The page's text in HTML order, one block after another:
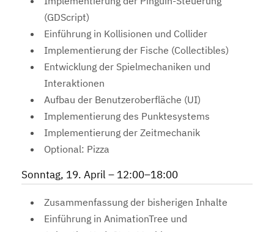
(GDScript)
Einführung in Kollisionen und Collider
Implementierung der Fische (Collectibles)
Entwicklung der Spielmechaniken und
Interaktionen
Aufbau der Benutzeroberfläche (UI)
Implementierung des Punktesystems
Implementierung der Zeitmechanik
Optional: Pizza
Sonntag, 19. April – 12:00–18:00
Zusammenfassung der bisherigen Inhalte
Einführung in AnimationTree und